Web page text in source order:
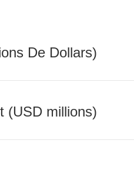
De Dollars)
(USD millions)